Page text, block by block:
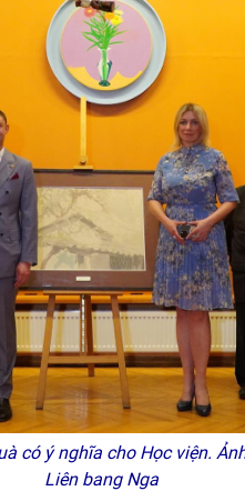
có ý nghĩa cho Học viện.
Liên bang Nga